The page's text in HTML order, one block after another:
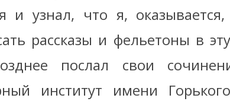
и узнал, что я, оказывается,
рассказы и фельетоны в
послал свои
институт имени